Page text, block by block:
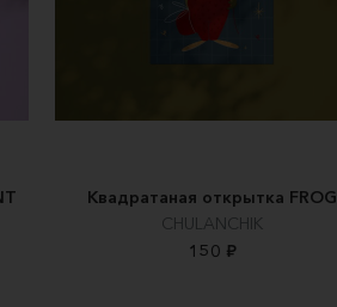
Квадратаная открытка FROG
CHULANCHIK
150 ₽